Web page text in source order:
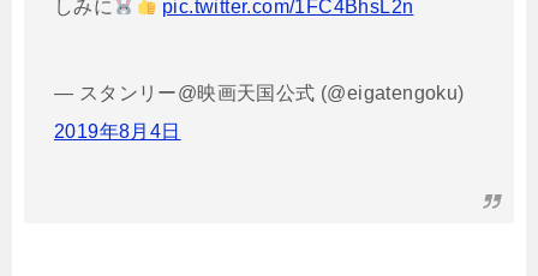
しみに pic.twitter.com/1FC4BhsL2n
— スタンリー@映画天国公式 (@eigatengoku)
2019年8月4日